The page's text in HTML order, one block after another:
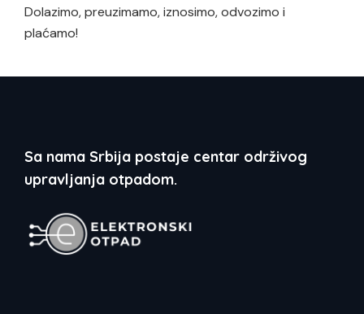
Dolazimo, preuzimamo, iznosimo, odvozimo i
plaćamo!
Sa nama Srbija postaje centar održivog
upravljanja otpadom.